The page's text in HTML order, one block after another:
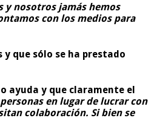
y nosotros jamás hemos
con los medios para
que sólo se ha prestado
ayuda y que claramente el
en lugar de lucrar con
colaboración. Si bien se